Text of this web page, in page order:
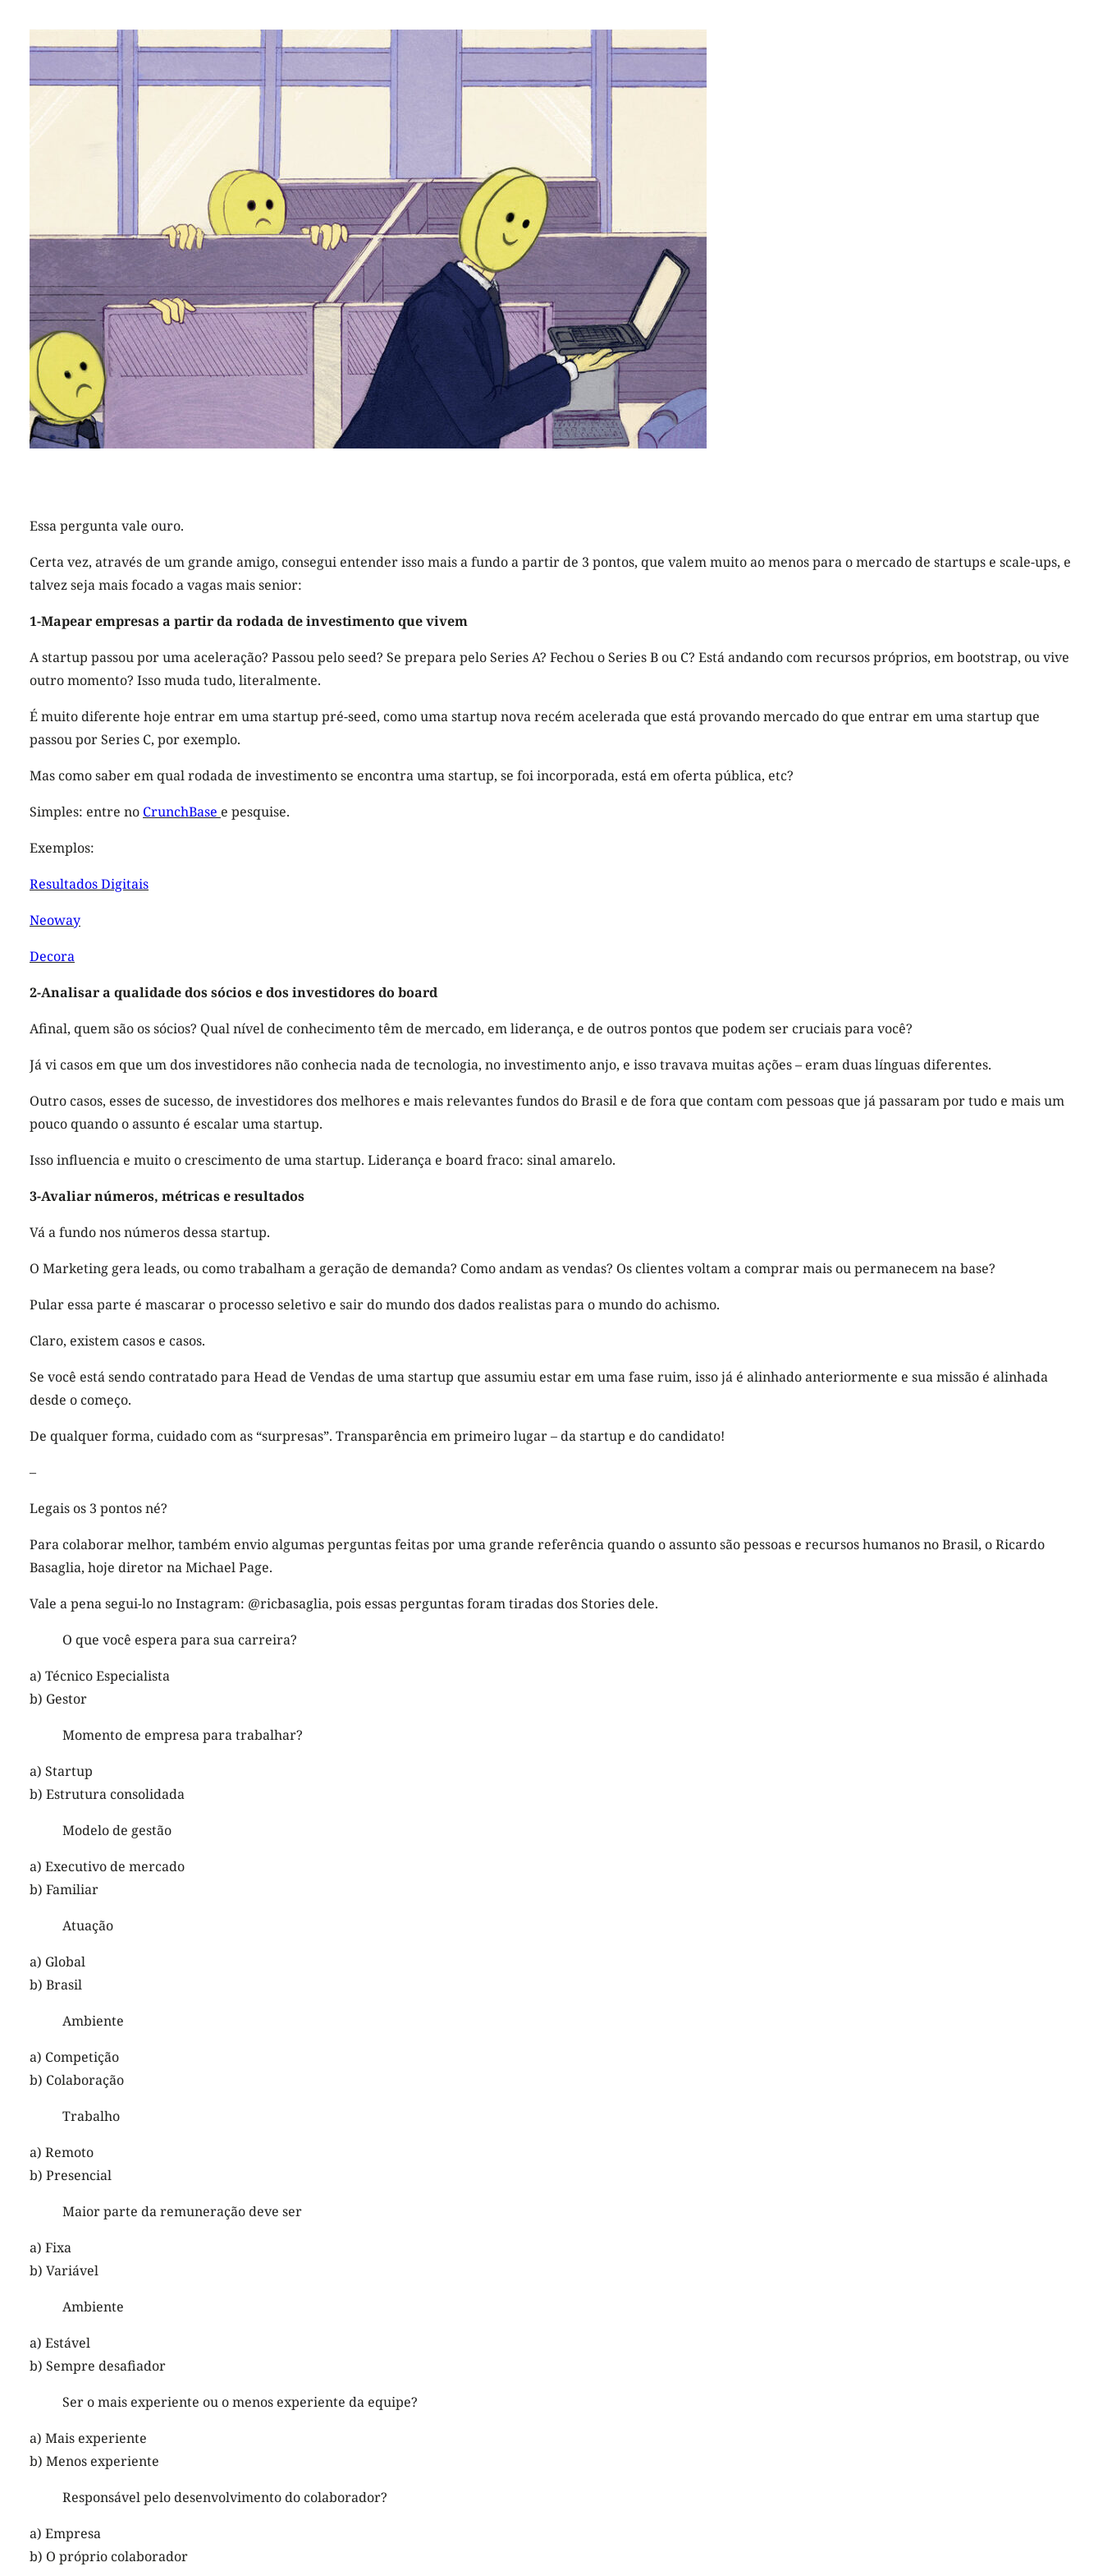
Essa pergunta vale ouro.
Certa vez, através de um grande amigo, consegui entender isso mais a fundo a partir de 3 pontos, que valem muito ao menos para o mercado de startups e scale-ups, e
talvez seja mais focado a vagas mais senior:
1-Mapear empresas a partir da rodada de investimento que vivem
A startup passou por uma aceleração? Passou pelo seed? Se prepara pelo Series A? Fechou o Series B ou C? Está andando com recursos próprios, em bootstrap, ou vive
outro momento? Isso muda tudo, literalmente.
É muito diferente hoje entrar em uma startup pré-seed, como uma startup nova recém acelerada que está provando mercado do que entrar em uma startup que
passou por Series C, por exemplo.
Mas como saber em qual rodada de investimento se encontra uma startup, se foi incorporada, está em oferta pública, etc?
Simples: entre no CrunchBase e pesquise.
Exemplos:
Resultados Digitais
Neoway
Decora
2-Analisar a qualidade dos sócios e dos investidores do board
Afinal, quem são os sócios? Qual nível de conhecimento têm de mercado, em liderança, e de outros pontos que podem ser cruciais para você?
Já vi casos em que um dos investidores não conhecia nada de tecnologia, no investimento anjo, e isso travava muitas ações – eram duas línguas diferentes.
Outro casos, esses de sucesso, de investidores dos melhores e mais relevantes fundos do Brasil e de fora que contam com pessoas que já passaram por tudo e mais um
pouco quando o assunto é escalar uma startup.
Isso influencia e muito o crescimento de uma startup. Liderança e board fraco: sinal amarelo.
3-Avaliar números, métricas e resultados
Vá a fundo nos números dessa startup.
O Marketing gera leads, ou como trabalham a geração de demanda? Como andam as vendas? Os clientes voltam a comprar mais ou permanecem na base?
Pular essa parte é mascarar o processo seletivo e sair do mundo dos dados realistas para o mundo do achismo.
Claro, existem casos e casos.
Se você está sendo contratado para Head de Vendas de uma startup que assumiu estar em uma fase ruim, isso já é alinhado anteriormente e sua missão é alinhada
desde o começo.
De qualquer forma, cuidado com as “surpresas”. Transparência em primeiro lugar – da startup e do candidato!
–
Legais os 3 pontos né?
Para colaborar melhor, também envio algumas perguntas feitas por uma grande referência quando o assunto são pessoas e recursos humanos no Brasil, o Ricardo
Basaglia, hoje diretor na Michael Page.
Vale a pena segui-lo no Instagram: @ricbasaglia, pois essas perguntas foram tiradas dos Stories dele.
O que você espera para sua carreira?
a) Técnico Especialista
b) Gestor
Momento de empresa para trabalhar?
a) Startup
b) Estrutura consolidada
Modelo de gestão
a) Executivo de mercado
b) Familiar
Atuação
a) Global
b) Brasil
Ambiente
a) Competição
b) Colaboração
Trabalho
a) Remoto
b) Presencial
Maior parte da remuneração deve ser
a) Fixa
b) Variável
Ambiente
a) Estável
b) Sempre desafiador
Ser o mais experiente ou o menos experiente da equipe?
a) Mais experiente
b) Menos experiente
Responsável pelo desenvolvimento do colaborador?
a) Empresa
b) O próprio colaborador